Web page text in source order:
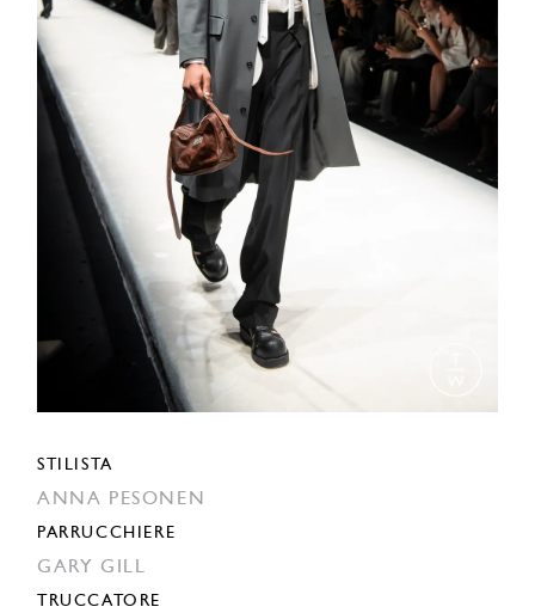
STILISTA
ANNA PESONEN
PARRUCCHIERE
GARY GILL
TRUCCATORE